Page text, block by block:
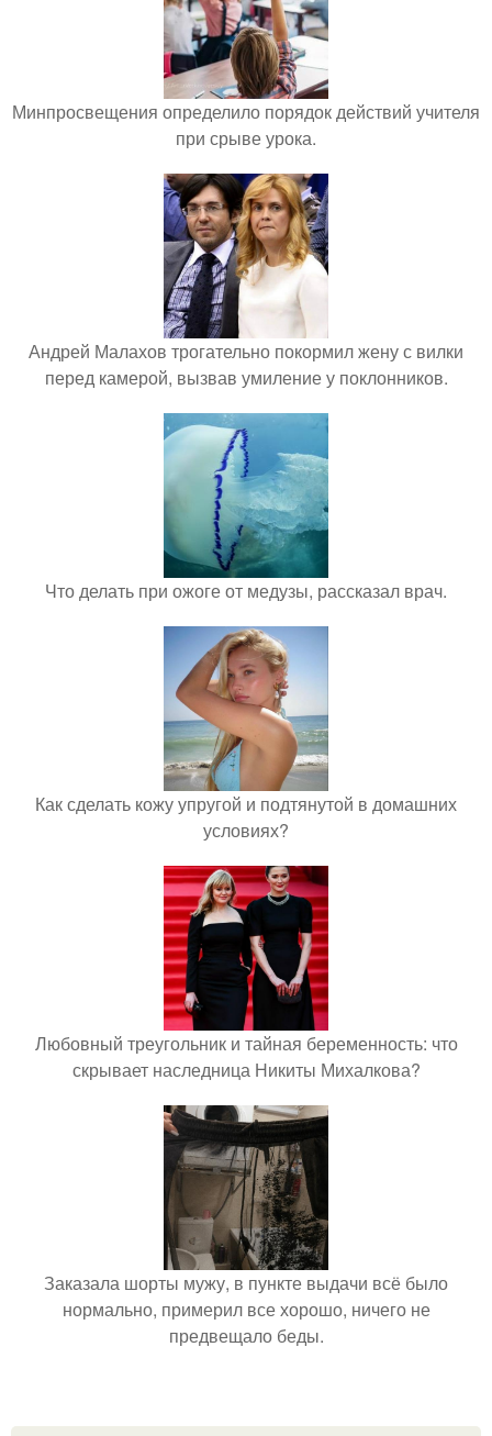
Минпросвещения определило порядок действий учителя
при срыве урока.
Андрей Малахов трогательно покормил жену с вилки
перед камерой, вызвав умиление у поклонников.
Что делать при ожоге от медузы, рассказал врач.
Как сделать кожу упругой и подтянутой в домашних
условиях?
Любовный треугольник и тайная беременность: что
скрывает наследница Никиты Михалкова?
Заказала шорты мужу, в пункте выдачи всё было
нормально, примерил все хорошо, ничего не
предвещало беды.